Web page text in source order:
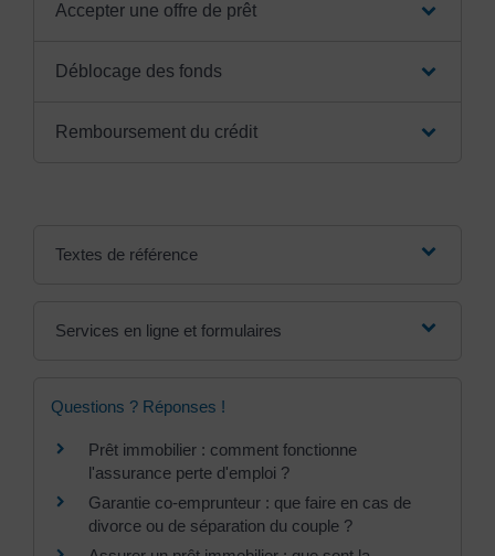
Accepter une offre de prêt
Déblocage des fonds
Remboursement du crédit
Textes de référence
Services en ligne et formulaires
Questions ? Réponses !
Prêt immobilier : comment fonctionne
l'assurance perte d'emploi ?
Garantie co-emprunteur : que faire en cas de
divorce ou de séparation du couple ?